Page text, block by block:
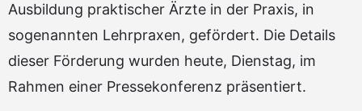
Ausbildung praktischer Ärzte in der Praxis, in
sogenannten Lehrpraxen, gefördert. Die Details
dieser Förderung wurden heute, Dienstag, im
Rahmen einer Pressekonferenz präsentiert.